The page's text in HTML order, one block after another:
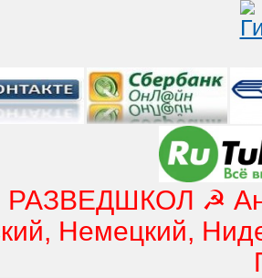
☭
Немецкий,